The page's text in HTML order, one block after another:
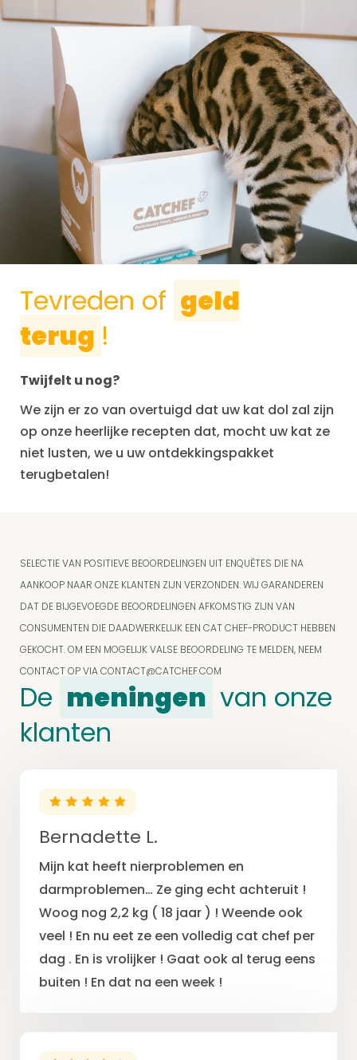
Tevreden of geld
terug !
Twijfelt u nog?
We zijn er zo van overtuigd dat uw kat dol zal zijn
op onze heerlijke recepten dat, mocht uw kat ze
niet lusten, we u uw ontdekkingspakket
terugbetalen!
SELECTIE VAN POSITIEVE BEOORDELINGEN UIT ENQUÊTES DIE NA
AANKOOP NAAR ONZE KLANTEN ZIJN VERZONDEN. WIJ GARANDEREN
DAT DE BIJGEVOEGDE BEOORDELINGEN AFKOMSTIG ZIJN VAN
CONSUMENTEN DIE DAADWERKELIJK EEN CAT CHEF-PRODUCT HEBBEN
GEKOCHT. OM EEN MOGELIJK VALSE BEOORDELING TE MELDEN, NEEM
CONTACT OP VIACONTACT@CATCHEF.COM
De meningen van onze
klanten
Bernadette L.
Mijn kat heeft nierproblemen en
darmproblemen… Ze ging echt achteruit !
Woog nog 2,2 kg ( 18 jaar ) ! Weende ook
veel ! En nu eet ze een volledig cat chef per
dag . En is vrolijker ! Gaat ook al terug eens
buiten ! En dat na een week !